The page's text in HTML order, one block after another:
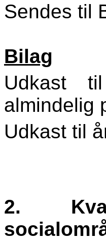
Sendes til
Bilag
Udkast
almindelig
Udkast til
2.